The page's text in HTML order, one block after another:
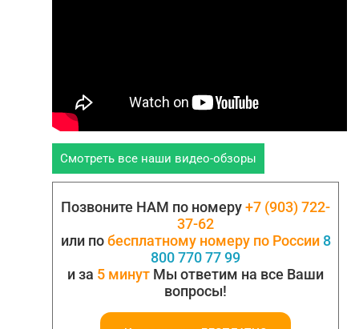
Смотреть все наши видео-обзоры
Позвоните НАМ по номеру+7 (903) 722-
37-62
или побесплатному номеру по России 8
800 770 77 99
и за 5 минут Мы ответим на все Ваши
вопросы!